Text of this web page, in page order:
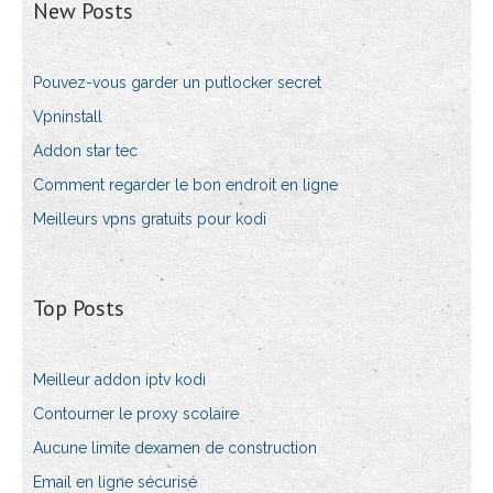
New Posts
Pouvez-vous garder un putlocker secret
Vpninstall
Addon star tec
Comment regarder le bon endroit en ligne
Meilleurs vpns gratuits pour kodi
Top Posts
Meilleur addon iptv kodi
Contourner le proxy scolaire
Aucune limite dexamen de construction
Email en ligne sécurisé